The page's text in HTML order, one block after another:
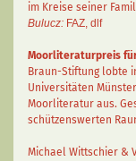
im Kreise seiner
Bulucz: FAZ, dlf
Moorliteraturpreis
Braun-Stiftung lobte
Universitäten
Moorliteratur aus.
schützenswerten
Michael Wittschier &